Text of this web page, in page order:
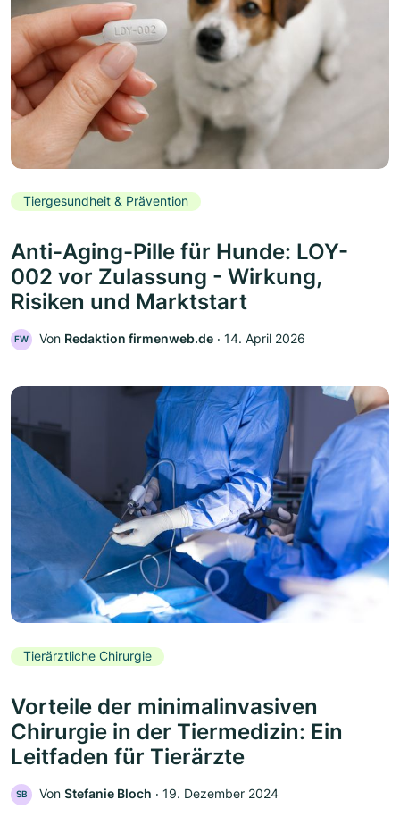
Tiergesundheit & Prävention
Anti-Aging-Pille für Hunde: LOY-
002 vor Zulassung - Wirkung,
Risiken und Marktstart
FW Von Redaktion firmenweb.de ‧ 14. April 2026
Tierärztliche Chirurgie
Vorteile der minimalinvasiven
Chirurgie in der Tiermedizin: Ein
Leitfaden für Tierärzte
SB Von Stefanie Bloch ‧ 19. Dezember 2024